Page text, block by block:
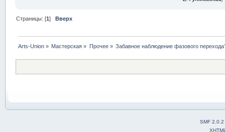
Страницы: [1] Вверх
Arts-Union » Мастерская » Прочее» Забавное наблюдение фазового
SMF 2.0.2